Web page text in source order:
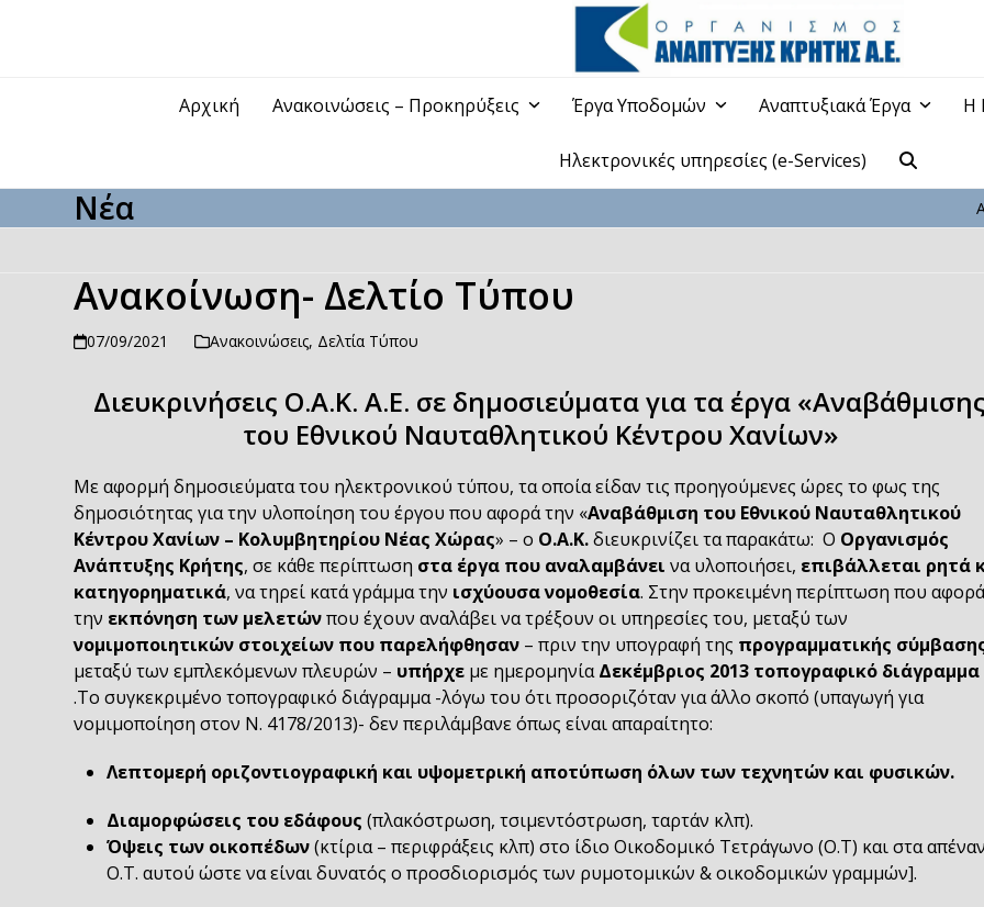
Αρχική
Ανακοινώσεις – Προκηρύξεις Έργα Υποδομών Αναπτυξιακά Έργα Η
Ηλεκτρονικές υπηρεσίες (e-Services)
Νέα
Ανακοίνωση- Δελτίο Τύπου
07/09/2021 Ανακοινώσεις, Δελτία Τύπου
Διευκρινήσεις Ο.Α.Κ. Α.Ε. σε δημοσιεύματα για τα έργα
του Εθνικού Ναυταθλητικού Κέντρου Χανίων»
Με αφορμή δημοσιεύματα του ηλεκτρονικού τύπου, τα οποία είδαν τις προηγούμενες ώρες το φως της
δημοσιότητας για την υλοποίηση του έργου που αφορά την «Αναβάθμιση του Εθνικού Ναυταθλητικού
Κέντρου Χανίων – Κολυμβητηρίου Νέας Χώρας» – ο Ο.Α.Κ.διευκρινίζει τα παρακάτω: Ο Οργανισμός
Ανάπτυξης Κρήτης, σε κάθε περίπτωση στα έργα που αναλαμβάνει να υλοποιήσει, επιβάλλεται ρητά
κατηγορηματικά, να τηρεί κατά γράμμα την ισχύουσα νομοθεσία. Στην προκειμένη περίπτωση που
την εκπόνηση των μελετώνπου έχουν αναλάβει να τρέξουν οι υπηρεσίες του, μεταξύ των
νομιμοποιητικών στοιχείων που παρελήφθησαν – πριν την υπογραφή της προγραμματικής
μεταξύ των εμπλεκόμενων πλευρών – υπήρχε με ημερομηνίαΔεκέμβριος 2013 τοπογραφικό διάγραμμα
.Το συγκεκριμένο τοπογραφικό διάγραμμα -λόγω του ότι προσοριζόταν για άλλο σκοπό (υπαγωγή για
νομιμοποίηση στον Ν. 4178/2013)- δεν περιλάμβανε όπως είναι απαραίτητο:
Λεπτομερή οριζοντιογραφική και υψομετρική αποτύπωση όλων των τεχνητών και φυσικών.
Διαμορφώσεις του εδάφους(πλακόστρωση, τσιμεντόστρωση, ταρτάν κλπ).
Όψεις των οικοπέδων(κτίρια – περιφράξεις κλπ) στο ίδιο Οικοδομικό Τετράγωνο (Ο.Τ) και στα
Ο.Τ. αυτού ώστε να είναι δυνατός ο προσδιορισμός των ρυμοτομικών & οικοδομικών γραμμών].